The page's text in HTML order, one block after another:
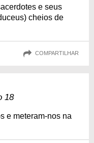
e seus
cheios de
COMPARTILHAR
18
e meteram-nos na